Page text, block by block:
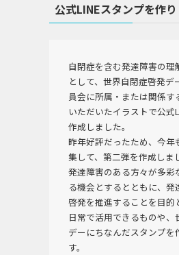
公式LINEスタンプを作
自閉症を含む発達障害の理
として、世界自閉症啓発デ
員会に所属・または関係す
いただいたイラストで公式
作成しました。
昨年好評だったため、今年
集して、第二弾を作成しま
発達障害のある方々が多彩
る機会とするとともに、発
啓発を推進することを目的
日常で活用できるものや、
デーにちなんだスタンプを
す。